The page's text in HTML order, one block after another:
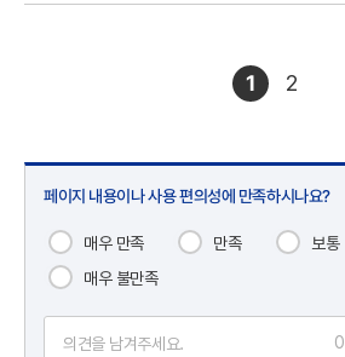
1 2
페이지 내용이나 사용 편의성에 만족하시나요?
매우 만족 만족 보통
매우 불만족
0